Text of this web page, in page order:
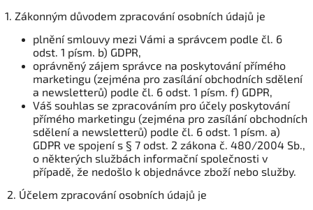
1. Zákonným důvodem zpracování osobních údajů je
plnění smlouvy mezi Vámi a správcem podle čl. 6
odst. 1 písm. b) GDPR,
oprávněný zájem správce na poskytování přímého
marketingu (zejména pro zasílání obchodních sdělení
a newsletterů) podle čl. 6 odst. 1 písm. f) GDPR,
Váš souhlas se zpracováním pro účely poskytování
přímého marketingu (zejména pro zasílání obchodních
sdělení a newsletterů) podle čl. 6 odst. 1 písm. a)
GDPR ve spojení s § 7 odst. 2 zákona č. 480/2004 Sb.,
o některých službách informační společnosti v
případě, že nedošlo k objednávce zboží nebo služby.
2. Účelem zpracování osobních údajů je